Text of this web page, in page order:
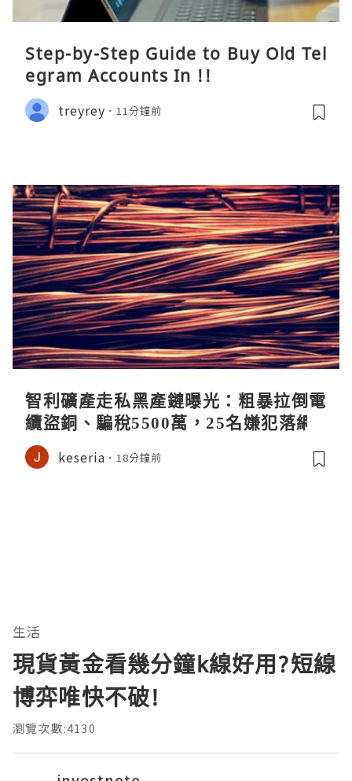
Step-by-Step Guide to Buy Old Tel
egram Accounts In !!
treyrey 11分鐘前
智利礦產走私黑產鏈曝光：粗暴拉倒電
纜盜銅、騙稅5500萬，25名嫌犯落網
keseria 18分鐘前
生活
現貨黃金看幾分鐘k線好用?短線
博弈唯快不破!
瀏覽次數:4130